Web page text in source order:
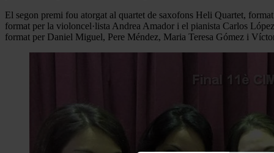
El segon premi fou atorgat al quartet de saxofons Heli Quartet,
format per la violoncel·lista Andrea Amador i el pianista Carlos
format per Daniel Miguel, Pere Méndez, Maria Teresa Gómez i